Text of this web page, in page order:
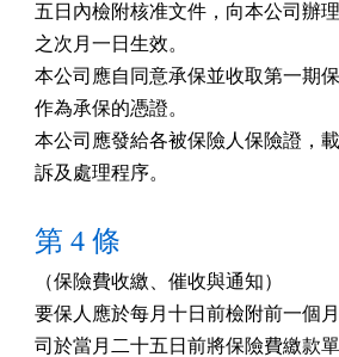
五日內檢附核准文件，向本公司辦
之次月一日生效。
本公司應自同意承保並收取第一期
作為承保的憑證。
本公司應發給各被保險人保險證，
訴及處理程序。
第 4 條
（保險費收繳、催收與通知）
要保人應於每月十日前檢附前一個
司於當月二十五日前將保險費繳款